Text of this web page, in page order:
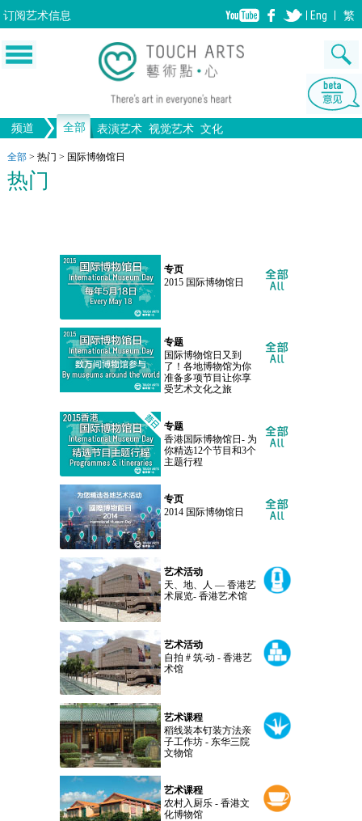
订阅艺术信息 Eng 繁
频道 全部 表演艺术 视觉艺术 文化
音乐 舞蹈
绘画 画图
生活 文物
全部 > 热门 > 国际博物馆日
热门
专页
2015 国际博物馆日
专题
国际博物馆日又到
了！各地博物馆为你
准备多项节目让你享
受艺术文化之旅
专题
香港国际博物馆日- 为
你精选12个节目和3个
主题行程
专页
2014 国际博物馆日
艺术活动
天、地、人 — 香港艺
术展览- 香港艺术馆
艺术活动
自拍 # 筑‧动 - 香港艺
术馆
艺术课程
稻线装本钉装方法亲
子工作坊 - 东华三院
文物馆
艺术课程
农村入厨乐 - 香港文
化博物馆